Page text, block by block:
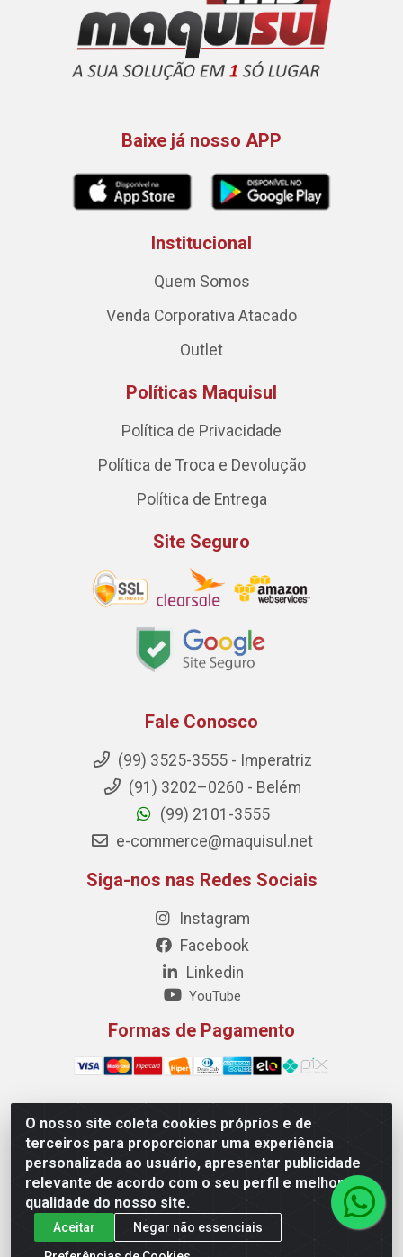
O nosso site coleta cookies próprios e de
terceiros para proporcionar uma experiência
personalizada ao usuário, apresentar publicidade
relevante de acordo com o seu perfil e melhorar a
qualidade do nosso site.
Aceitar
Negar não essenciais
Baixe já nosso APP
Institucional
Quem Somos
Venda Corporativa Atacado
Outlet
Políticas Maquisul
Política de Privacidade
Política de Troca e Devolução
Política de Entrega
Site Seguro
Fale Conosco
(99) 3525-3555 - Imperatriz
(91) 3202–0260 - Belém
(99) 2101-3555
e-commerce@maquisul.net
Siga-nos nas Redes Sociais
Instagram
Facebook
Linkedin
YouTube
Formas de Pagamento
Maquisul Comercial LTDA - Av. Dorgival Pinheiro de
Sousa, 1521 - Centro, Imperatriz/MA - CEP 65903-270 -
CNPJ 69.427.219/0001-78